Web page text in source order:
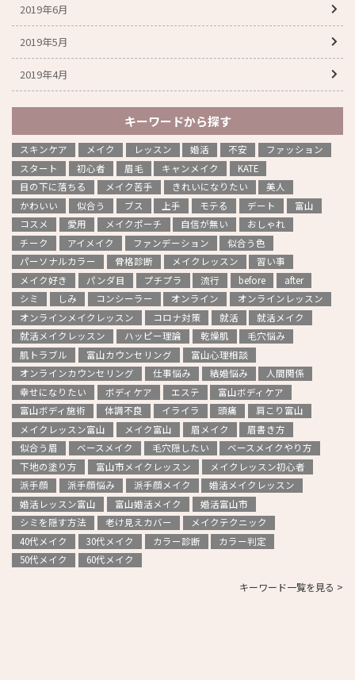
2019年6月
2019年5月
2019年4月
キーワードから探す
スキンケア メイク レッスン 婚活 不安
ファッション
スタート
初心者 眉毛 キャンメイク
KATE
目の下に落ちる
メイク苦手 きれいになりたい
美人
かわいい
似合う ブス 上手 モテる デート
富山
コスメ
愛用 メイクポーチ 自信が無い
おしゃれ
チーク
アイメイク ファンデーション
似合う色
パーソナルカラー
骨格診断 メイクレッスン
習い事
メイク好き
パンダ目 プチプラ 流行 before
after
シミ
しみ コンシーラー オンライン
オンラインレッスン
オンラインメイクレッスン
コロナ対策 就活
就活メイク
就活メイクレッスン
ハッピー理論 乾燥肌
毛穴悩み
肌トラブル
富山カウンセリング
富山心理相談
オンラインカウンセリング
仕事悩み 結婚悩み
人間関係
幸せになりたい
ボディケア エステ
富山ボディケア
富山ボディ施術
体調不良 イライラ 頭痛
肩こり富山
メイクレッスン富山
メイク富山 眉メイク
眉書き方
似合う眉
ベースメイク 毛穴隠したい
ベースメイクやり方
下地の塗り方
富山市メイクレッスン
メイクレッスン初心者
派手顔
派手顔悩み 派手顔メイク
婚活メイクレッスン
婚活レッスン富山
富山婚活メイク
婚活富山市
シミを隠す方法
老け見えカバー
メイクテクニック
40代メイク
30代メイク カラー診断
カラー判定
50代メイク
60代メイク
キーワード一覧を見る >